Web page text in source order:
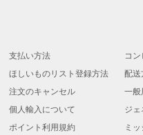
支払い方法
コ
ほしいものリスト登録方法
配送
注文のキャンセル
一般
個人輸入について
ジ
ポイント利用規約
ミ